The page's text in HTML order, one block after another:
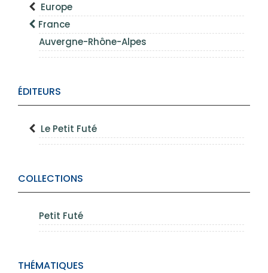
Europe
France
Auvergne-Rhône-Alpes
ÉDITEURS
Le Petit Futé
COLLECTIONS
Petit Futé
THÉMATIQUES